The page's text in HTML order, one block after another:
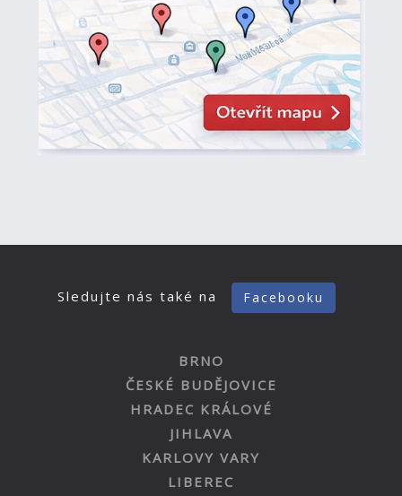
Sledujte nás také na Facebooku
BRNO
ČESKÉ BUDĚJOVICE
HRADEC KRÁLOVÉ
JIHLAVA
KARLOVY VARY
LIBEREC